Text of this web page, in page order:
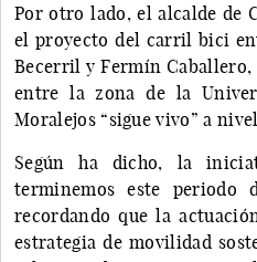
Por otro lado, el alcalde de
el proyecto del carril bici
Becerril y Fermín
entre la zona de la
Moralejos “sigue vivo” a
Según ha dicho, la
terminemos este periodo
recordando que la
estrategia de movilidad